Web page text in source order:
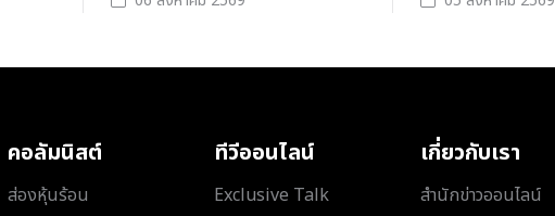
คอลัมนิสต์
ส่องหุ้นร้อน
ทีวีออนไลน์
Exclusive Talk
เกี่ยวกับเรา
สำนักข่าวออนไลน์